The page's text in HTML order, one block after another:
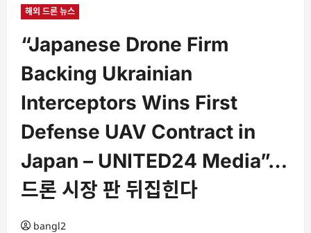
해외 드론 뉴스
“Japanese Drone Firm
Backing Ukrainian
Interceptors Wins First
Defense UAV Contract in
Japan – UNITED24 Media”…
드론 시장 판 뒤집힌다
bangl2